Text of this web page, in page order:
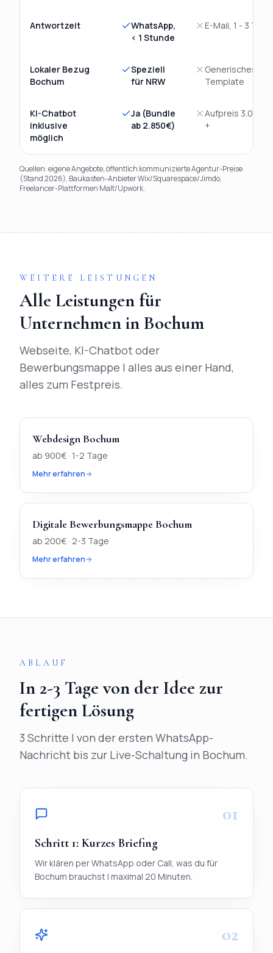
Antwortzeit
WhatsApp,
< 1 Stunde
E-Mail, 1 - 3 Tage
Lokaler Bezug
Bochum
Speziell
für NRW
Generisches
Template
KI-Chatbot
inklusive
möglich
Ja (Bundle
ab 2.850€)
Aufpreis 3.000€
+
Quellen: eigene Angebote, öffentlich kommunizierte Agentur-Preise
(Stand 2026), Baukasten-Anbieter Wix/Squarespace/Jimdo,
Freelancer-Plattformen Malt/Upwork.
WEITERE LEISTUNGEN
Alle Leistungen für
Unternehmen inBochum
Webseite, KI-Chatbot oder
Bewerbungsmappe | alles aus einer Hand,
alles zum Festpreis.
Webdesign Bochum
ab 900€ · 1-2 Tage
Mehr erfahren
Digitale Bewerbungsmappe Bochum
ab 200€ · 2-3 Tage
Mehr erfahren
ABLAUF
In 2-3 Tagevon der Idee zur
fertigen Lösung
3 Schritte | von der ersten WhatsApp-
Nachricht bis zur Live-Schaltung in Bochum.
01
Schritt 1: Kurzes Briefing
Wir klären per WhatsApp oder Call, was du für
Bochum brauchst | maximal 20 Minuten.
02